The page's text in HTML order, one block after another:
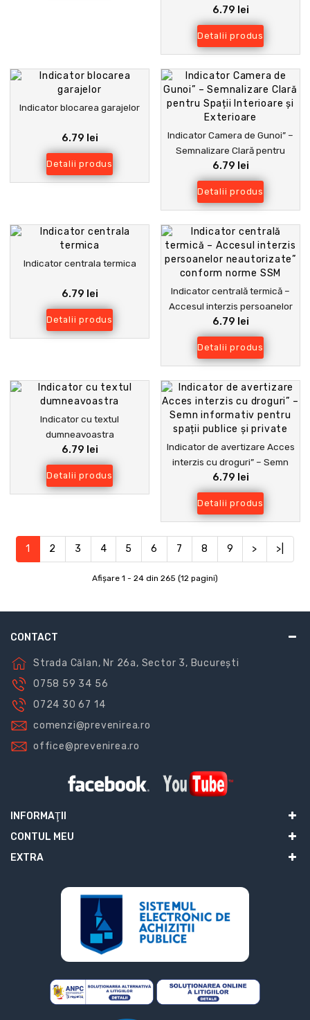
6.79 lei
Detalii produs
Indicator blocarea garajelor
6.79 lei
Detalii produs
Indicator Camera de Gunoi” –
Semnalizare Clară pentru
Spații Interioare și Exterioare
6.79 lei
Detalii produs
Indicator centrala termica
6.79 lei
Detalii produs
Indicator centrală termică –
Accesul interzis persoanelor
neautorizate” conform norme
SSM
6.79 lei
Detalii produs
Indicator cu textul
dumneavoastra
6.79 lei
Detalii produs
Indicator de avertizare Acces
interzis cu droguri” – Semn
informativ pentru spații
publice și private
6.79 lei
Detalii produs
1 2 3 4 5 6 7 8 9 > >|
Afişare 1 - 24 din 265 (12 pagini)
CONTACT
Strada Călan, Nr 26a, Sector 3, București
0758 59 34 56
0724 30 67 14
comenzi@prevenirea.ro
office@prevenirea.ro
INFORMAŢII
CONTUL MEU
EXTRA